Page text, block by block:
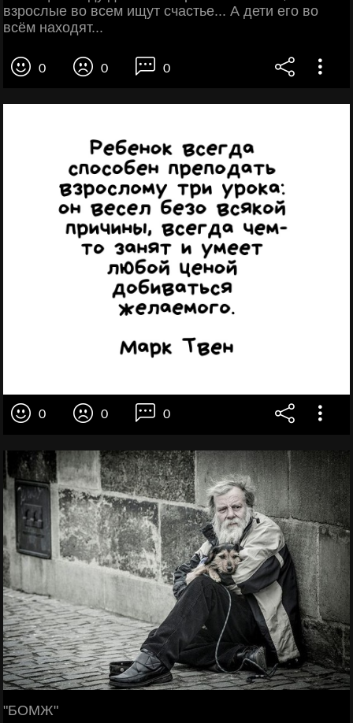
взрослые во всем ищут счастье... А дети его во
всём находят...
0 0 0
0 0 0
"БОМЖ"